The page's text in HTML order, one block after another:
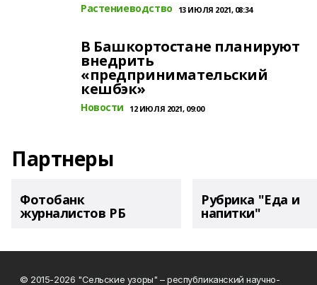
Растениеводство 13 ИЮЛЯ 2021, 08:34
В Башкортостане планируют
внедрить
«предпринимательский
кешбэк»
Новости 12 ИЮЛЯ 2021, 09:00
Партнеры
Фотобанк
журналистов РБ
Рубрика "Еда и
напитки"
© 2015-2026 "Сельские узоры" – республиканский научно-